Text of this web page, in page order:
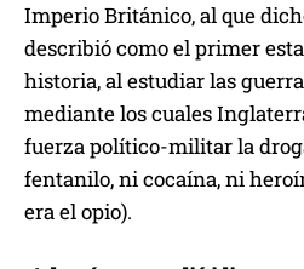
Imperio Británico, al que
describió como el primer
historia, al estudiar las
mediante los cuales
fuerza político-militar la
fentanilo, ni cocaína, ni
era el opio).